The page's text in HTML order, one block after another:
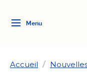
Menu
Accueil /